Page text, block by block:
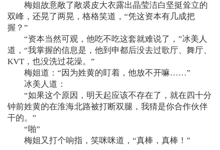
梅姐故意敞了敞裘皮大衣露出晶莹洁白坚挺耸立的
双峰，还晃了两晃，格格笑道，“凭这资本有几成把
握？”
“资本当然可观，他吃不吃这套就难说了，”冰美人
道，“我掌握的信息是，他到申都后没去过歌厅、舞厅、
KVT，也没洗过花澡。”
梅姐道：“因为姓黄的盯着，他放不开嘛……”
冰美人道：
“如果这个原因，明天起应该不存在了，就在四十分
钟前姓黄的在淮海北路被打断双腿，我猜是你合作伙伴
干的。”
“啪”
梅姐又打个响指，笑咪咪道，“真棒，真棒！”